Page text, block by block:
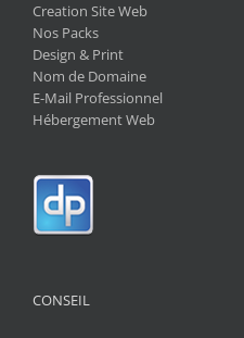
Creation Site Web
Nos Packs
Design & Print
Nom de Domaine
E-Mail Professionnel
Hébergement Web
CONSEIL